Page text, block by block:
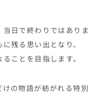
日で終わりではありま
残る思い出となり、
ことを目指します。
の物語が紡がれる特別